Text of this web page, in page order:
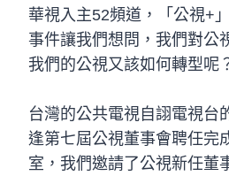
華視入主52頻道，「公視+
事件讓我們想問，我們對公
我們的公視又該如何轉型呢
台灣的公共電視自詡電視台
逢第七屆公視董事會聘任完
室，我們邀請了公視新任董